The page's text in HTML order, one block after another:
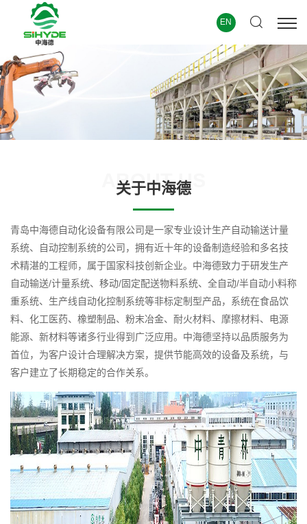
EN
ABOUT US
关于中海德
青岛中海德自动化设备有限公司是一家专业设计生产自动输送计量
系统、自动控制系统的公司，拥有近十年的设备制造经验和多名技
术精湛的工程师，属于国家科技创新企业。中海德致力于研发生产
自动输送/计量系统、移动/固定配送物料系统、全自动/半自动小料称
重系统、生产线自动化控制系统等非标定制型产品，系统在食品饮
料、化工医药、橡塑制品、粉末冶金、耐火材料、摩擦材料、电源
能源、新材料等诸多行业得到广泛应用。中海德坚持以品质服务为
首位，为客户设计合理解决方案，提供节能高效的设备及系统，与
客户建立了长期稳定的合作关系。